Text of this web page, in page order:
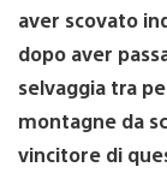
aver scovato
dopo aver
selvaggia tra
montagne da
vincitore di